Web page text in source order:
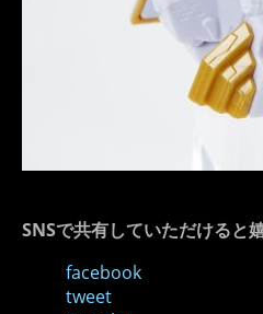
SNSで共有していただけると
facebook
tweet